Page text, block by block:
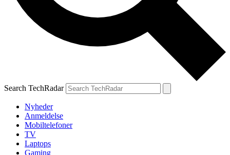
Search TechRadar
Nyheder
Anmeldelse
Mobiltelefoner
TV
Laptops
Gaming